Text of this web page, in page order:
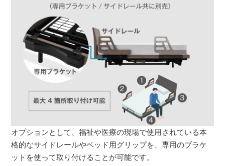
オプションとして、福祉や医療の現場で使用されている本
格的なサイドレールやベッド用グリップを、専用のブラケ
ットを使って取り付けることが可能です。